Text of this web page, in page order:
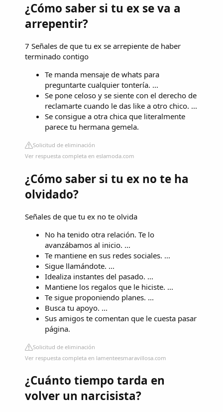
¿Cómo saber si tu ex se va a
arrepentir?
7 Señales de que tu ex se arrepiente de haber
terminado contigo
Te manda mensaje de whats para
preguntarte cualquier tontería. ...
Se pone celoso y se siente con el derecho de
reclamarte cuando le das like a otro chico. ...
Se consigue a otra chica que literalmente
parece tu hermana gemela.
Solicitud de eliminación
Ver respuesta completa en eslamoda.com
¿Cómo saber si tu ex no te ha
olvidado?
Señales de que tu ex no te olvida
No ha tenido otra relación. Te lo
avanzábamos al inicio. ...
Te mantiene en sus redes sociales. ...
Sigue llamándote. ...
Idealiza instantes del pasado. ...
Mantiene los regalos que le hiciste. ...
Te sigue proponiendo planes. ...
Busca tu apoyo. ...
Sus amigos te comentan que le cuesta pasar
página.
Solicitud de eliminación
Ver respuesta completa en lamenteesmaravillosa.com
¿Cuánto tiempo tarda en
volver un narcisista?